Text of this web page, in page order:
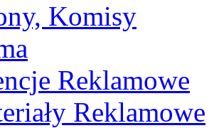
Komisy
Reklamowe
Reklamowe